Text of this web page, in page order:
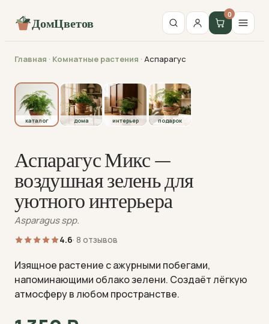
ДомЦветов
0
Главная · Комнатные растения · Аспарагус
каталог
каталог дома интерьер подарок
Аспарагус Микс —
воздушная зелень для
уютного интерьера
Asparagus spp.
4.6· 8 отзывов
Изящное растение с ажурными побегами,
напоминающими облако зелени. Создаёт лёгкую
атмосферу в любом пространстве.